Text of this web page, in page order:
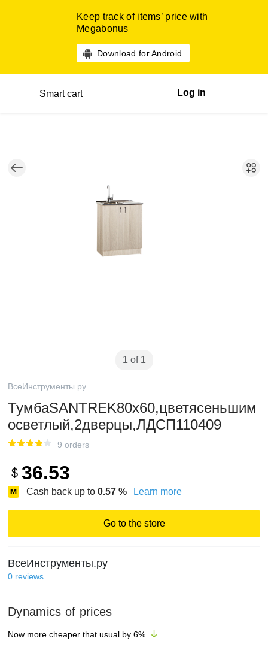
Keep track of items’ price with
Megabonus
Download for Android
Smart cart Log in
1 of 1
ВсеИнструменты.ру
ТумбаSANTREK80х60,цветясеньшим
осветлый,2дверцы,ЛДСП110409
9 orders
$ 36.53
Cash back up to 0.57 % Learn more
Go to the store
ВсеИнструменты.ру
0 reviews
Dynamics of prices
Now more cheaper that usual by 6%